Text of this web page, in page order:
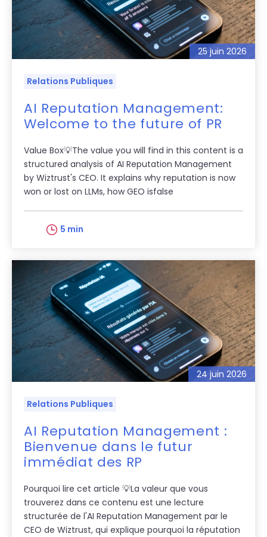
25 juin 2026
Relations Publiques
AI Reputation Management:
Welcome to the future of PR
Value Box💡The value you will find in this content is a
structured analysis of AI Reputation Management
by Wiztrust's CEO. It explains why reputation is now
won or lost on LLMs, how GEO isfalse
5 min
24 juin 2026
Relations Publiques
AI Reputation Management :
Bienvenue dans le futur
immédiat des RP
Pourquoi lire cet article 💡La valeur que vous
trouverez dans ce contenu est une lecture
structurée de l'AI Reputation Management par le
CEO de Wiztrust, qui explique pourquoi la réputation